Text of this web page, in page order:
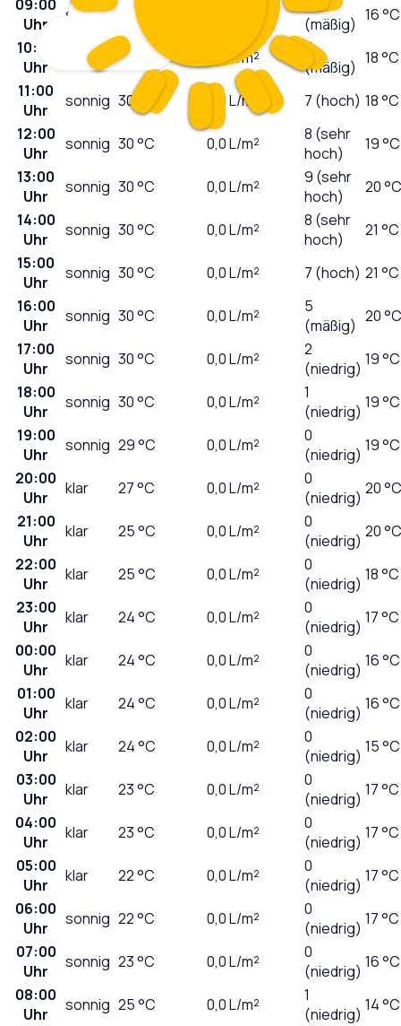
09:00
Uhr
sonnig °C
(mäßig) 16 °C
10:00
Uhr
sonnig 29 °C 0,0L/m²
5
(mäßig) 18 °C
11:00
Uhr
sonnig 30 °C 0,0L/m² 7 (hoch) 18 °C
12:00
Uhr
sonnig 30°C 0,0L/m²
8 (sehr
hoch)
19 °C
13:00
Uhr
sonnig 30°C 0,0L/m²
9 (sehr
hoch)
20 °C
14:00
Uhr
sonnig 30°C 0,0L/m²
8 (sehr
hoch)
21 °C
15:00
Uhr
sonnig 30°C 0,0L/m² 7 (hoch) 21 °C
16:00
Uhr
sonnig 30°C 0,0L/m²
5
(mäßig) 20 °C
17:00
Uhr
sonnig 30°C 0,0L/m²
2
(niedrig) 19 °C
18:00
Uhr
sonnig 30°C 0,0L/m²
1
(niedrig) 19 °C
19:00
Uhr
sonnig 29°C 0,0L/m²
0
(niedrig) 19 °C
20:00
Uhr
klar 27°C 0,0L/m²
0
(niedrig) 20 °C
21:00
Uhr
klar 25°C 0,0L/m²
0
(niedrig) 20 °C
22:00
Uhr
klar 25°C 0,0L/m²
0
(niedrig) 18 °C
23:00
Uhr
klar 24°C 0,0L/m²
0
(niedrig) 17 °C
00:00
Uhr
klar 24°C 0,0L/m²
0
(niedrig) 16 °C
01:00
Uhr
klar 24°C 0,0L/m²
0
(niedrig) 16 °C
02:00
Uhr
klar 24°C 0,0L/m²
0
(niedrig) 15 °C
03:00
Uhr
klar 23°C 0,0L/m²
0
(niedrig) 17 °C
04:00
Uhr
klar 23°C 0,0L/m²
0
(niedrig) 17 °C
05:00
Uhr
klar 22°C 0,0L/m²
0
(niedrig) 17 °C
06:00
Uhr
sonnig 22°C 0,0L/m²
0
(niedrig) 17 °C
07:00
Uhr
sonnig 23°C 0,0L/m²
0
(niedrig) 16 °C
08:00
Uhr
sonnig 25°C 0,0L/m²
1
(niedrig) 14 °C